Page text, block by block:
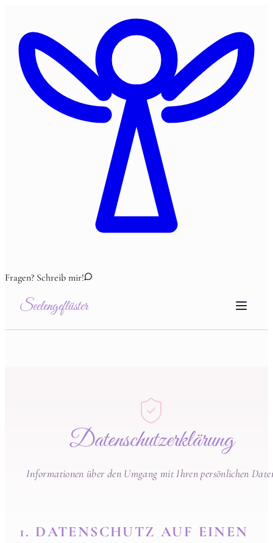
Fragen? Schreib mir!
Seelengeflüster
Datenschutzerklärung
Informationen über den Umgang mit Ihren persönlichen
1. DATENSCHUTZ AUF EINEN